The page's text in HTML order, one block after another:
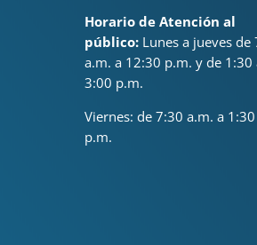
Horario de Atención al
público:Lunes a jueves de
a.m. a 12:30 p.m. y de 1:30
3:00 p.m.
Viernes: de 7:30 a.m. a 1:30
p.m.